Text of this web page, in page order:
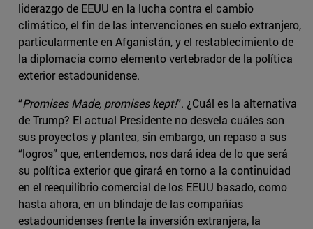
liderazgo de EEUU en la lucha contra el cambio
climático, el fin de las intervenciones en suelo extranjero,
particularmente en Afganistán, y el restablecimiento de
la diplomacia como elemento vertebrador de la política
exterior estadounidense.
“Promises Made, promises kept!”. ¿Cuál es la alternativa
de Trump? El actual Presidente no desvela cuáles son
sus proyectos y plantea, sin embargo, un repaso a sus
“logros” que, entendemos, nos dará idea de lo que será
su política exterior que girará en torno a la continuidad
en el reequilibrio comercial de los EEUU basado, como
hasta ahora, en un blindaje de las compañías
estadounidenses frente la inversión extranjera, la